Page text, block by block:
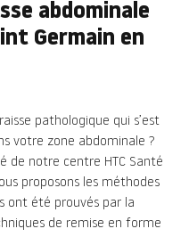
abdominale
Germain en
pathologique qui s’est
votre zone abdominale ?
de notre centre HTC Santé
proposons les méthodes
ont été prouvés par la
de remise en forme